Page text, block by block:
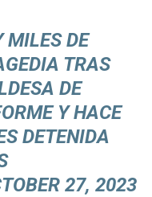
MILES DE
TRAS
DE
Y HACE
DETENIDA
27, 2023